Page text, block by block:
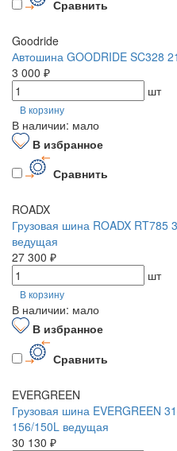
Сравнить
Goodride
Автошина GOODRIDE SC328
3 000 ₽
шт
В корзину
В наличии: мало
В избранное
Сравнить
ROADX
Грузовая шина ROADX RT785
ведущая
27 300 ₽
шт
В корзину
В наличии: мало
В избранное
Сравнить
EVERGREEN
Грузовая шина EVERGREEN
156/150L ведущая
30 130 ₽